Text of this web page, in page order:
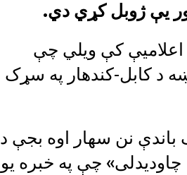
یې ژوبل کړي دي.
اعلامیې کې ویلي چې
د کابل-کندهار په سړک
باندې نن سهار اوه بجې د
چې په خبره یو